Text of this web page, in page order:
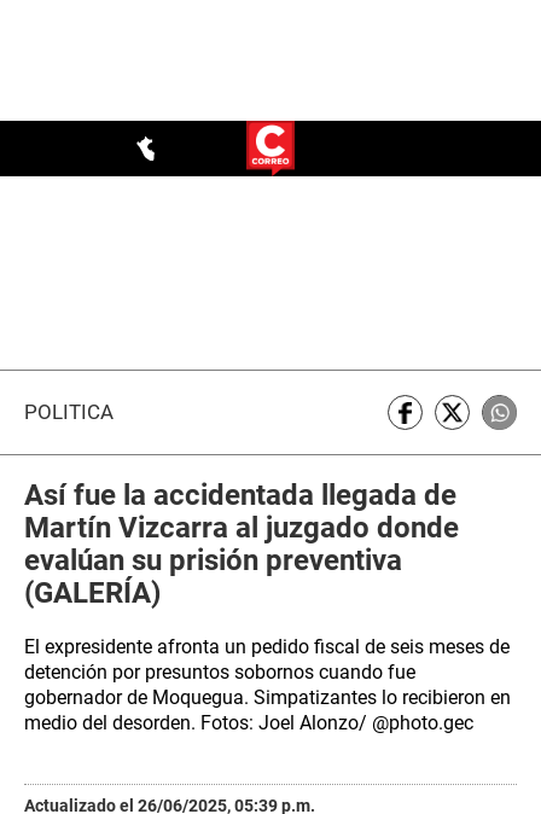
POLÍTICA
Así fue la accidentada llegada de
Martín Vizcarra al juzgado donde
evalúan su prisión preventiva
(GALERÍA)
El expresidente afronta un pedido fiscal de seis meses de
detención por presuntos sobornos cuando fue
gobernador de Moquegua. Simpatizantes lo recibieron en
medio del desorden. Fotos: Joel Alonzo/ @photo.gec
Actualizado el 26/06/2025, 05:39 p.m.